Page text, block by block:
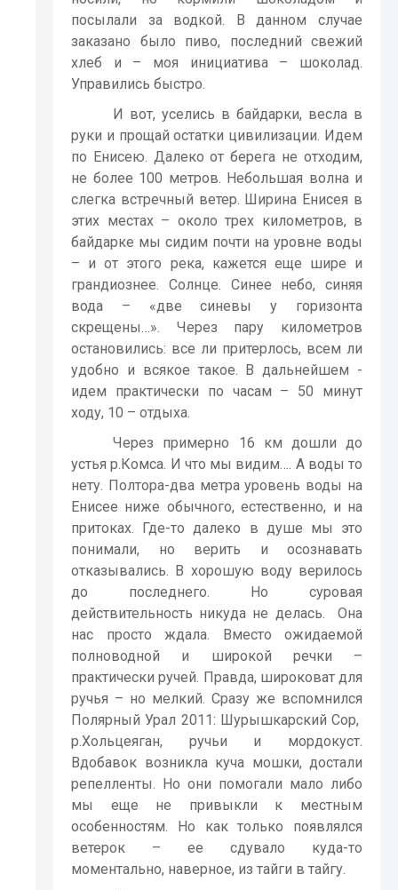
посылали за водкой. В данном случае
заказано было пиво, последний свежий
хлеб и – моя инициатива – шоколад.
Управились быстро.
И вот, уселись в байдарки, весла в
руки и прощай остатки цивилизации. Идем
по Енисею. Далеко от берега не отходим,
не более 100 метров. Небольшая волна и
слегка встречный ветер. Ширина Енисея в
этих местах – около трех километров, в
байдарке мы сидим почти на уровне воды
– и от этого река, кажется еще шире и
грандиознее. Солнце. Синее небо, синяя
вода – «две синевы у горизонта
скрещены…». Через пару километров
остановились: все ли притерлось, всем ли
удобно и всякое такое. В дальнейшем -
идем практически по часам – 50 минут
ходу, 10 – отдыха.
Через примерно 16 км дошли до
устья р.Комса. И что мы видим…. А воды то
нету. Полтора-два метра уровень воды на
Енисее ниже обычного, естественно, и на
притоках. Где-то далеко в душе мы это
понимали, но верить и осознавать
отказывались. В хорошую воду верилось
до последнего. Но суровая
действительность никуда не делась.
Она
нас просто ждала. Вместо ожидаемой
полноводной и широкой речки –
практически ручей. Правда, широковат для
ручья – но мелкий. Сразу же вспомнился
Полярный Урал 2011: Шурышкарский Сор,
р.Хольцеяган, ручьи и мордокуст.
Вдобавок возникла куча мошки, достали
репелленты. Но они помогали мало либо
мы еще не привыкли к местным
особенностям. Но как только появлялся
ветерок – ее сдувало куда-то
моментально, наверное, из тайги в тайгу.